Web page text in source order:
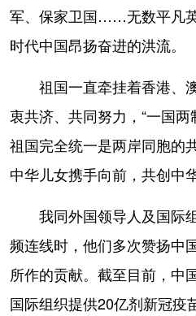
军、保家卫国……无数平凡
时代中国昂扬奋进的洪流。
祖国一直牵挂着香港、
衷共济、共同努力，“一国
祖国完全统一是两岸同胞的
中华儿女携手向前，共创中
我同外国领导人及国际
频连线时，他们多次赞扬中
所作的贡献。截至目前，中
国际组织提供20亿剂新冠疫